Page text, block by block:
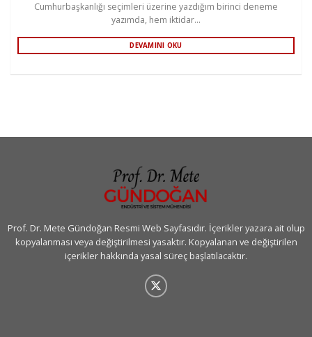
Cumhurbaşkanlığı seçimleri üzerine yazdığım birinci deneme
yazımda, hem iktidar...
DEVAMINI OKU
Prof. Dr. Mete Gündoğan Resmi Web Sayfasıdır. İçerikler yazara ait olup
kopyalanması veya değiştirilmesi yasaktır. Kopyalanan ve değiştirilen
içerikler hakkında yasal süreç başlatılacaktır.